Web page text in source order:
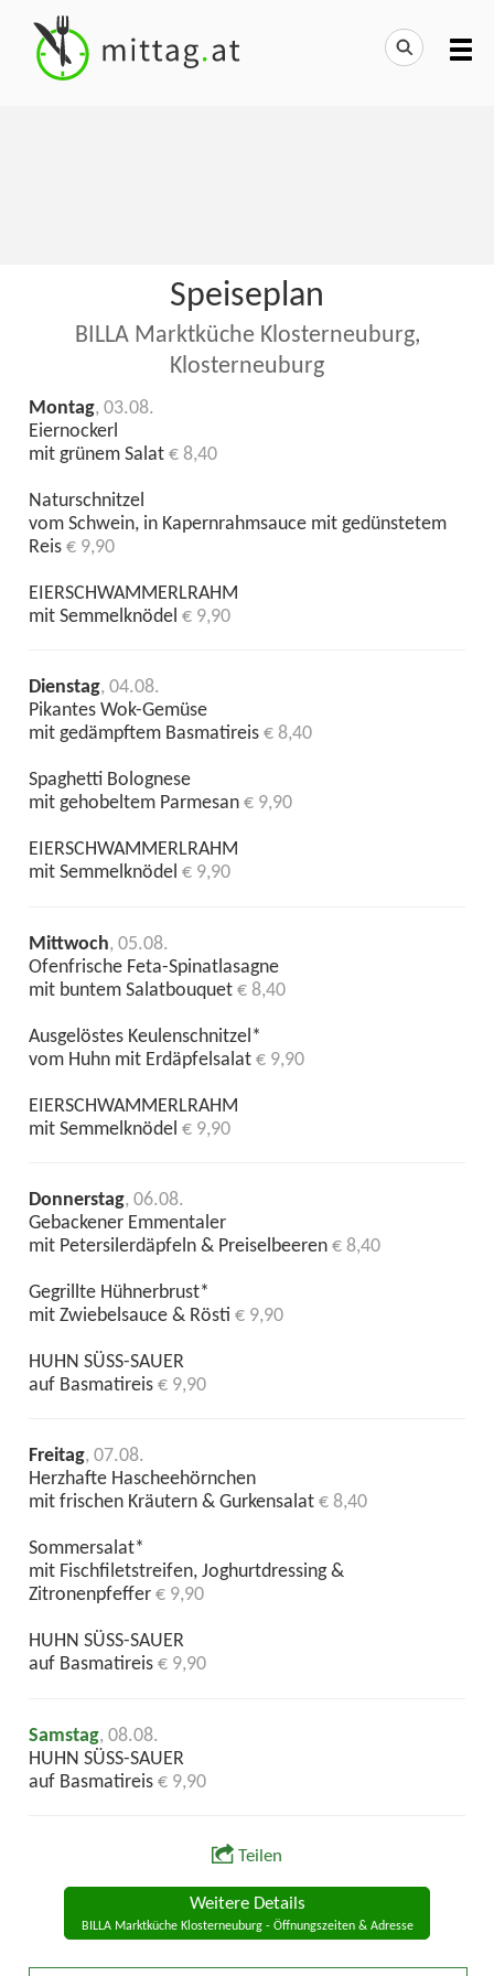
Speiseplan
BILLA Marktküche Klosterneuburg,
Klosterneuburg
Montag, 03.08.
Eiernockerl
mit grünem Salat€ 8,40
Naturschnitzel
vom Schwein, in Kapernrahmsauce mit gedünstetem
Reis€ 9,90
EIERSCHWAMMERLRAHM
mit Semmelknödel€ 9,90
Dienstag, 04.08.
Pikantes Wok-Gemüse
mit gedämpftem Basmatireis€ 8,40
Spaghetti Bolognese
mit gehobeltem Parmesan€ 9,90
EIERSCHWAMMERLRAHM
mit Semmelknödel€ 9,90
Mittwoch, 05.08.
Ofenfrische Feta-Spinatlasagne
mit buntem Salatbouquet€ 8,40
Ausgelöstes Keulenschnitzel*
vom Huhn mit Erdäpfelsalat€ 9,90
EIERSCHWAMMERLRAHM
mit Semmelknödel€ 9,90
Donnerstag, 06.08.
Gebackener Emmentaler
mit Petersilerdäpfeln & Preiselbeeren€ 8,40
Gegrillte Hühnerbrust*
mit Zwiebelsauce & Rösti€ 9,90
HUHN SÜSS-SAUER
auf Basmatireis€ 9,90
Freitag, 07.08.
Herzhafte Hascheehörnchen
mit frischen Kräutern & Gurkensalat€ 8,40
Sommersalat*
mit Fischfiletstreifen, Joghurtdressing &
Zitronenpfeffer€ 9,90
HUHN SÜSS-SAUER
auf Basmatireis€ 9,90
Samstag, 08.08.
HUHN SÜSS-SAUER
auf Basmatireis€ 9,90
Teilen
Weitere Details
BILLA Marktküche Klosterneuburg - Öffnungszeiten & Adresse